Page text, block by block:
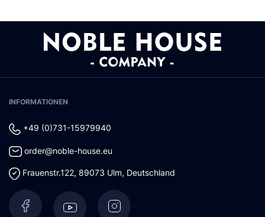
INFORMATIONEN
+49 (0)731-15979940
order@noble-house.eu
Frauenstr.122, 89073 Ulm, Deutschland